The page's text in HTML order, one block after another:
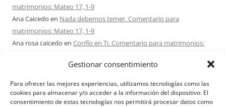
Gestionar consentimiento
Para ofrecer las mejores experiencias, utilizamos tecnologías como las
cookies para almacenar y/o acceder a la información del dispositivo. El
consentimiento de estas tecnologías nos permitirá procesar datos como
matrimonios: Mateo 17, 1-9
Ana Caicedo en Nada debemos temer. Comentario para
matrimonios: Mateo 17, 1-9
Ana rosa caicedo en Confío en Ti. Comentario para matrimonios:
en¿Ser o hacer? Comentario para Matrimonios:
Mateo 15, 1-2. 10-14
Maria Asuncion Herrero Mendezen¿Ser o hacer? Comentario para
Matrimonios: Mateo 15, 1-2. 10-14